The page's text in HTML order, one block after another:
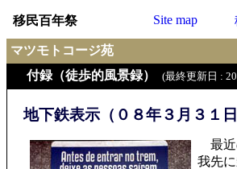
移民百年祭 Site map
マツモトコージ苑
付録（徒歩的風景録）
(最終更新日 :
地下鉄表示（０８年３月３１
最近
我先